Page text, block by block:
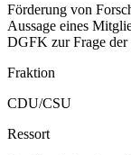
Förderung von
Aussage eines
DGFK zur Frage der
Fraktion
CDU/CSU
Ressort